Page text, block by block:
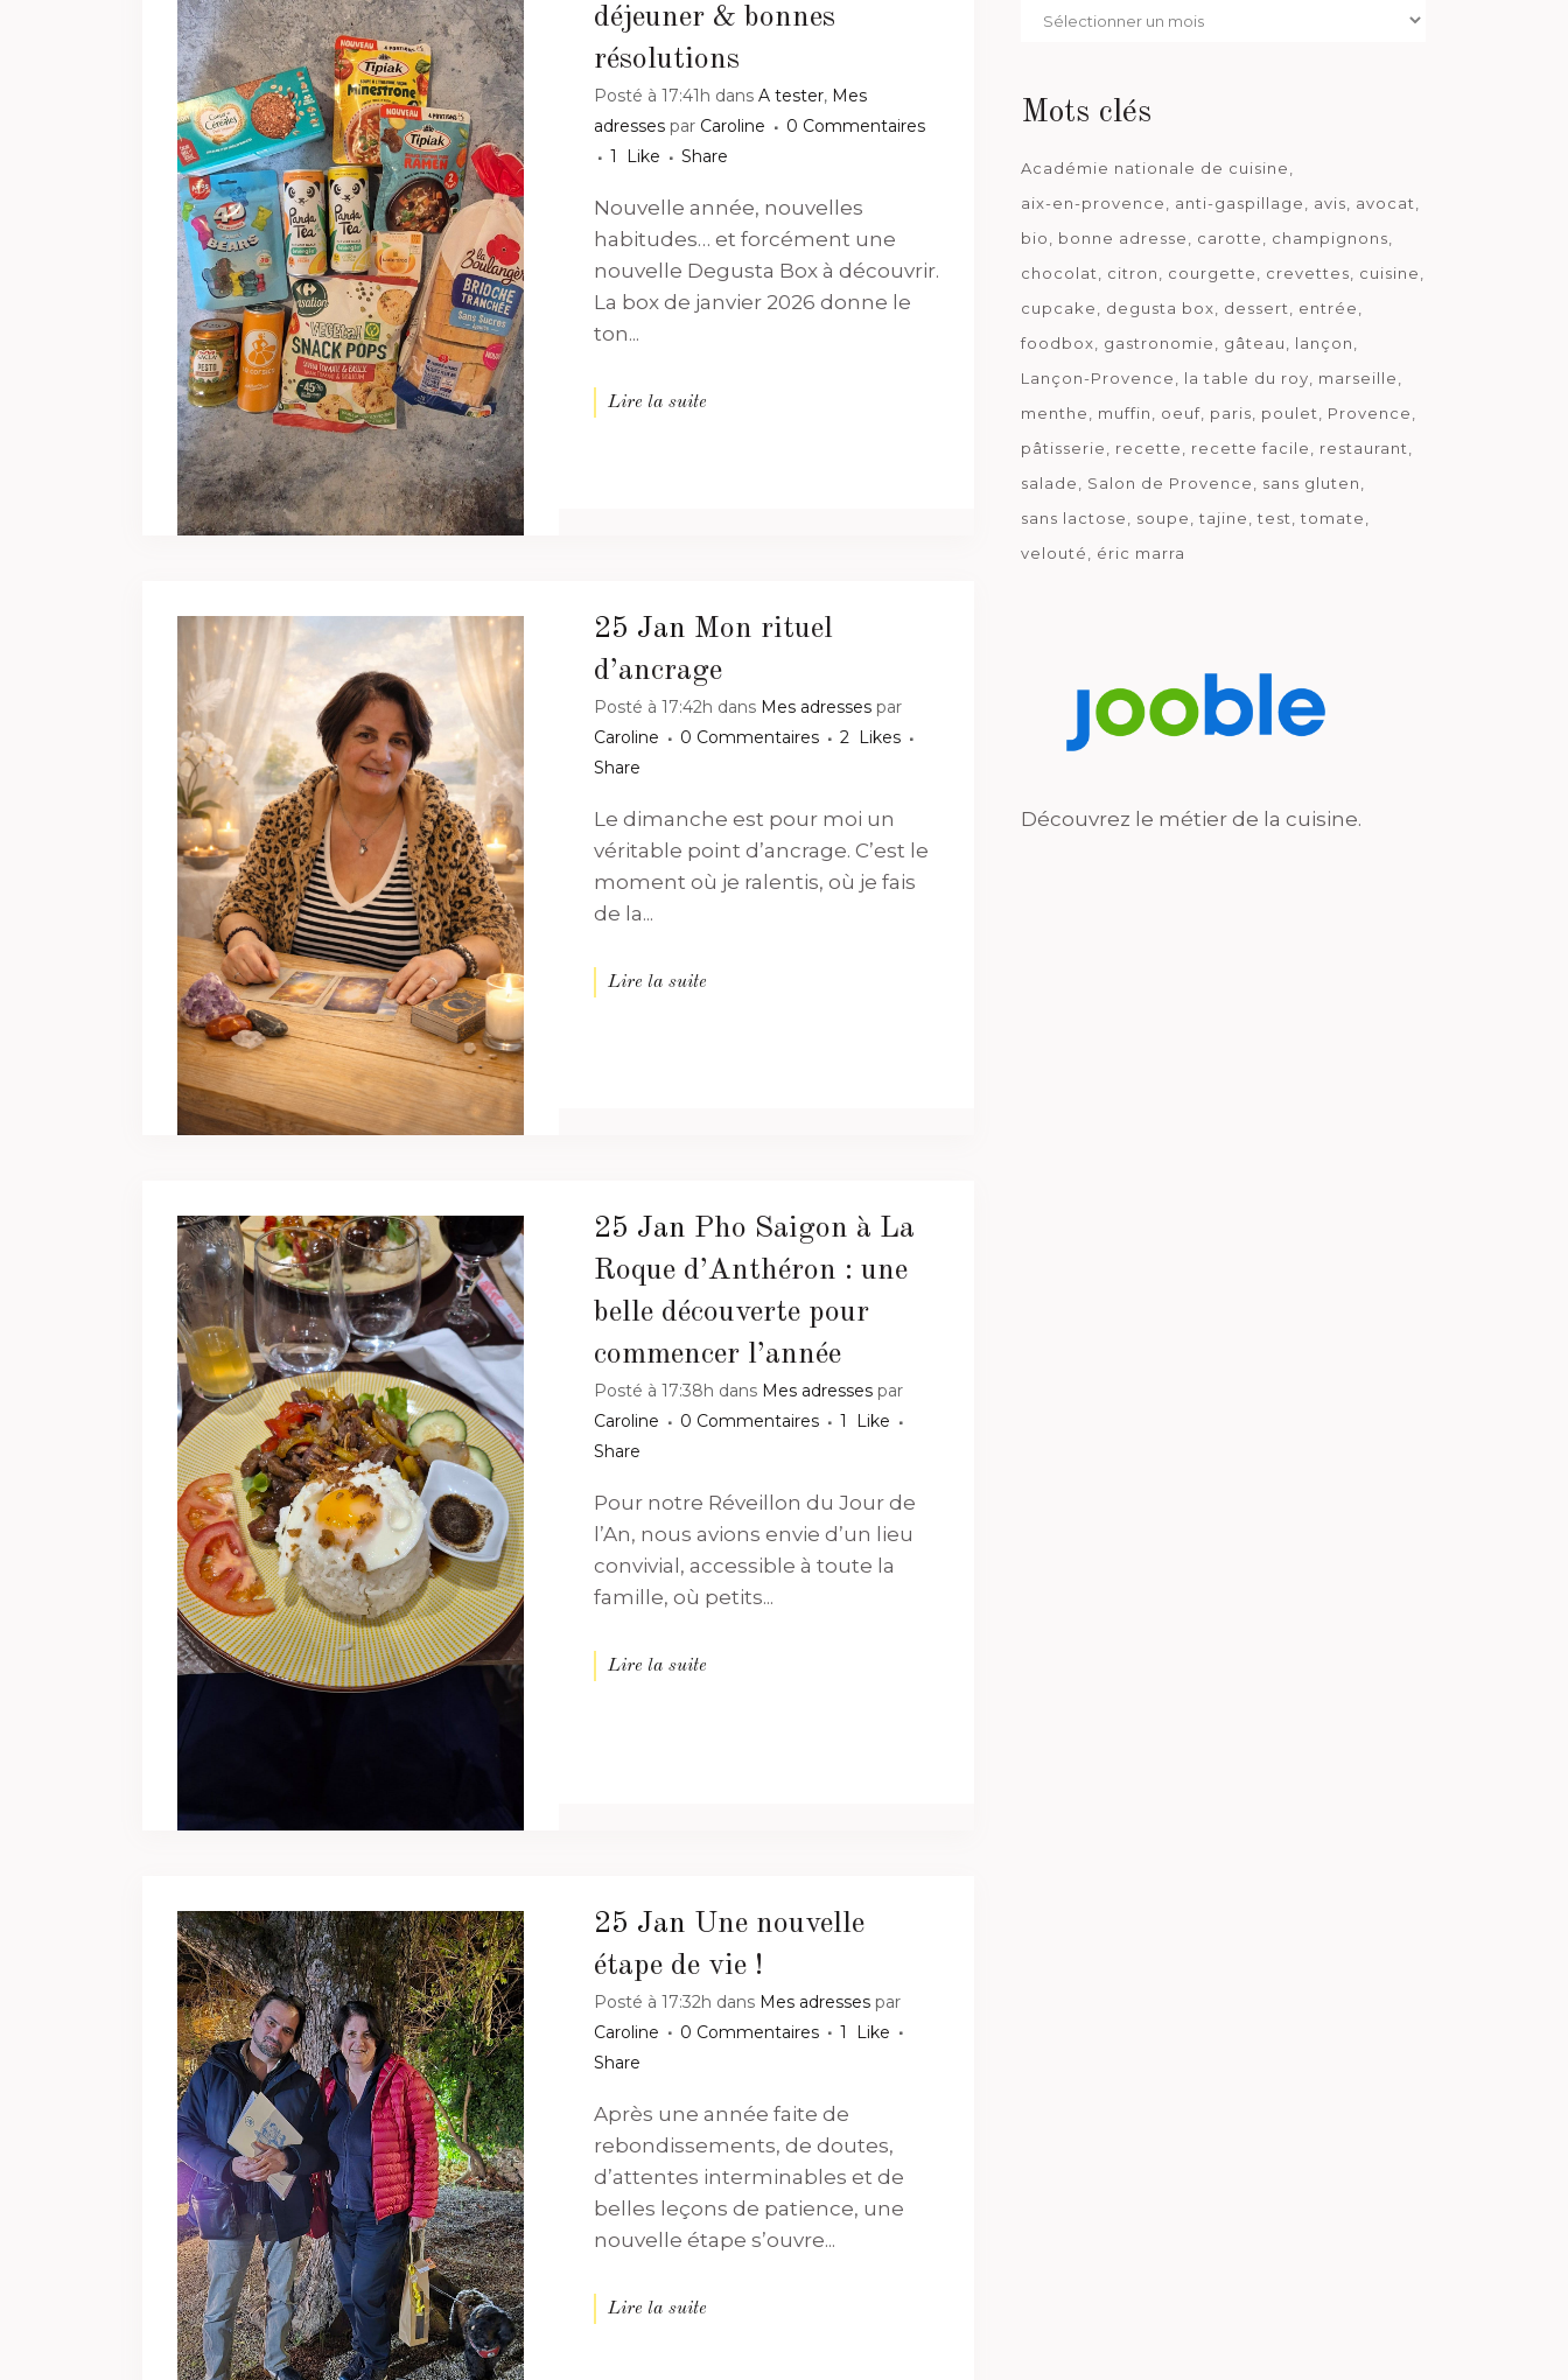
déjeuner & bonnes
résolutions
Posté à 17:41h dans A tester, Mes
adresses par Caroline
0 Commentaires
1
Like Share
Nouvelle année, nouvelles
habitudes… et forcément une
nouvelle Degusta Box à découvrir.
La box de janvier 2026 donne le
ton...
Lire la suite
25 Jan Mon rituel
d’ancrage
Posté à 17:42h dans Mes adresses par
Caroline
0 Commentaires 2 Likes
Share
Le dimanche est pour moi un
véritable point d’ancrage. C’est le
moment où je ralentis, où je fais
de la...
Lire la suite
25 Jan Pho Saigon à La
Roque d’Anthéron : une
belle découverte pour
commencer l’année
Posté à 17:38h dans Mes adresses par
Caroline
0 Commentaires 1
Like
Share
Pour notre Réveillon du Jour de
l’An, nous avions envie d’un lieu
convivial, accessible à toute la
famille, où petits...
Lire la suite
25 Jan Une nouvelle
étape de vie !
Posté à 17:32h dans Mes adresses par
Caroline
0 Commentaires 1
Like
Share
Après une année faite de
rebondissements, de doutes,
d’attentes interminables et de
belles leçons de patience, une
nouvelle étape s’ouvre...
Lire la suite
Par
Mots clés
Académie nationale de cuisine
aix-en-provence
anti-gaspillage avis
avocat
bio
bonne adresse carotte
champignons
chocolat
citron courgette crevettes
cuisine
cupcake
degusta box dessert
entrée
foodbox
gastronomie gâteau
lançon
Lançon-Provence
la table du roy
marseille
menthe
muffin oeuf paris poulet
Provence
pâtisserie
recette recette facile
restaurant
salade
Salon de Provence
sans gluten
sans lactose
soupe tajine test
tomate
velouté
éric marra
Découvrez le métier de la cuisine.